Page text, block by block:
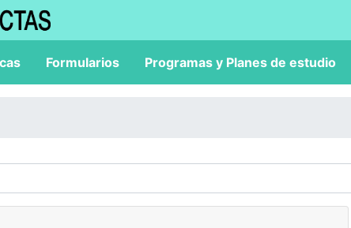
Formularios Programas y Planes de estudio